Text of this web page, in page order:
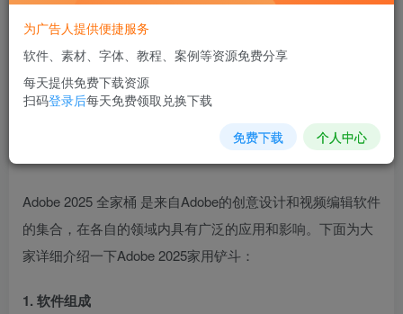
广告人
1年前更新
1
软件支持：64位大小：26.34GB
22H2，MAC
Adobe 2025 全家桶 是来自Adobe的创意设计和视频编辑软件
的集合，在各自的领域内具有广泛的应用和影响。下面为大
家详细介绍一下Adobe 2025家用铲斗：
1. 软件组成
为广告人提供便捷服务
软件、素材、字体、教程、案例等资源免费分享
每天提供免费下载资源
扫码登录后每天免费领取兑换下载
免费下载 个人中心